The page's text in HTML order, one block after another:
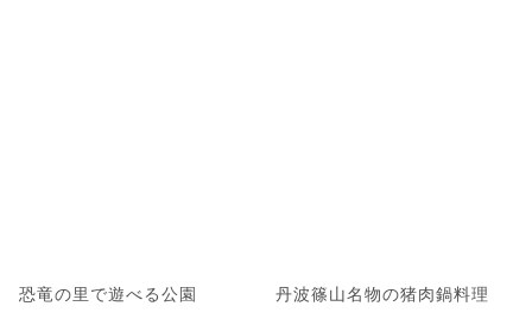
恐竜の里で遊べる公園 丹波篠山名物の猪肉鍋料理